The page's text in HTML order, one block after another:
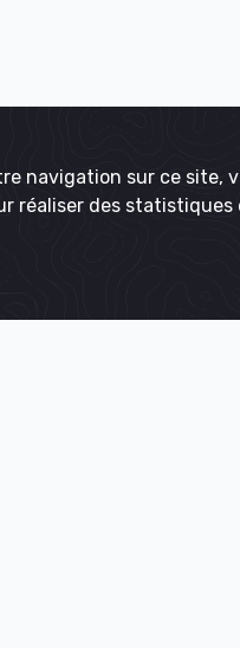
navigation sur ce site,
réaliser des statistiques